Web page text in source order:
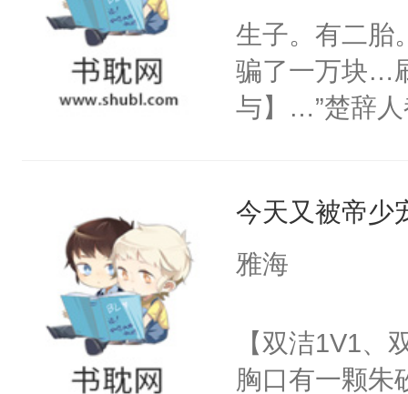
住去路。男人
压，倏然钳住
阅读tips:1.双
怪了。”顾炎
儿！”爱而微
就干善良受攻
攻，可能开
主旨还是甜
观众老爷有
活略苦，需加
生子。有二胎
骗了一万块…
与】…”楚辞
和对方展开一
对方的课，借
一个闻。”之
师，我在发Q
今天又被帝少
雅海
【双洁1V1、
胸口有一颗朱